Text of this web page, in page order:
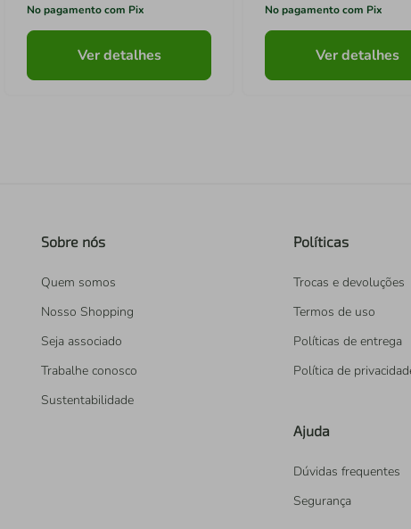
No pagamento com Pix
Ver detalhes
No pagamento com Pix
Ver detalhes
Sobre nós
Quem somos
Nosso Shopping
Seja associado
Trabalhe conosco
Sustentabilidade
Políticas
Trocas e devoluções
Termos de uso
Políticas de entrega
Política de
Ajuda
Dúvidas frequentes
Segurança